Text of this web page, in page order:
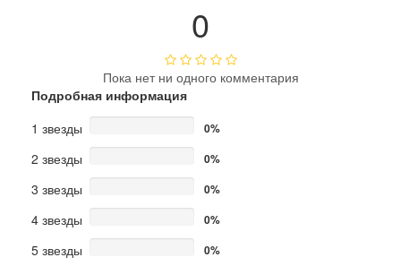
0
Пока нет ни одного комментария
Подробная информация
1 звезды
0%
2 звезды 0%
3 звезды 0%
4 звезды 0%
5 звезды 0%